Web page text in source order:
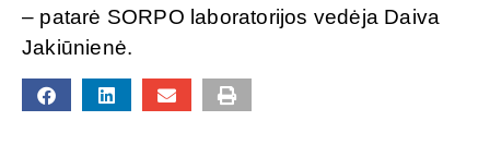
– patarė SORPO laboratorijos vedėja Daiva
Jakiūnienė.